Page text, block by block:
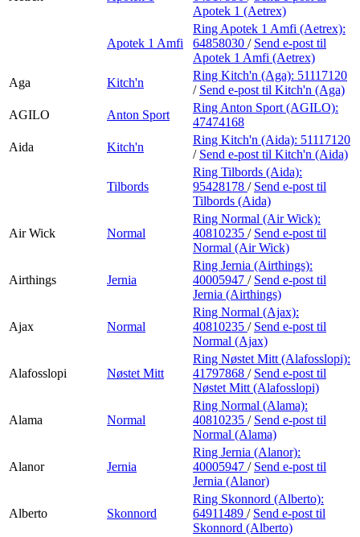
Apotek 1 (Aetrex)
Apotek 1 Amfi
Ring Apotek 1 Amfi (Aetrex):
64858030 / Send e-post til
Apotek 1 Amfi (Aetrex)
Aga
Kitch'n
Ring Kitch'n (Aga): 51117120
/ Send e-post til Kitch'n (Aga)
AGILO
Anton Sport
Ring Anton Sport (AGILO):
47474168
Aida
Kitch'n
Ring Kitch'n (Aida): 51117120
/ Send e-post til Kitch'n (Aida)
Tilbords
Ring Tilbords (Aida):
95428178 / Send e-post til
Tilbords (Aida)
Air Wick Normal
Ring Normal (Air Wick):
40810235 / Send e-post til
Normal (Air Wick)
Airthings Jernia
Ring Jernia (Airthings):
40005947 / Send e-post til
Jernia (Airthings)
Ajax Normal
Ring Normal (Ajax):
40810235 / Send e-post til
Normal (Ajax)
Alafosslopi Nøstet Mitt
Ring Nøstet Mitt (Alafosslopi):
41797868 / Send e-post til
Nøstet Mitt (Alafosslopi)
Alama Normal
Ring Normal (Alama):
40810235 / Send e-post til
Normal (Alama)
Alanor Jernia
Ring Jernia (Alanor):
40005947 / Send e-post til
Jernia (Alanor)
Alberto Skonnord
Ring Skonnord (Alberto):
64911489 / Send e-post til
Skonnord (Alberto)